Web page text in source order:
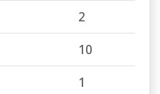
2
10
1